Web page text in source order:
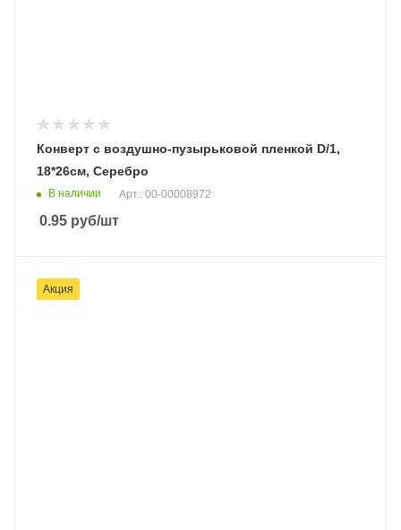
Конверт с воздушно-пузырьковой пленкой D/1,
18*26см, Серебро
В наличии Арт.: 00-00008972
0.95 руб/шт
Акция